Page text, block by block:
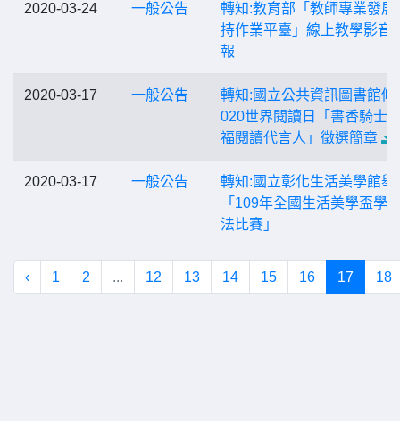
2020-03-24 一般公告
轉知:教育部「教師專業發展
持作業平臺」線上教學影音
報
2020-03-17 一般公告
轉知:國立公共資訊圖書館修
020世界閱讀日「書香騎士
福閱讀代言人」徵選簡章
2020-03-17 一般公告
轉知:國立彰化生活美學館舉
「109年全國生活美學盃學
法比賽」
‹ 1 2 ... 12 13 14 15 16 17 18